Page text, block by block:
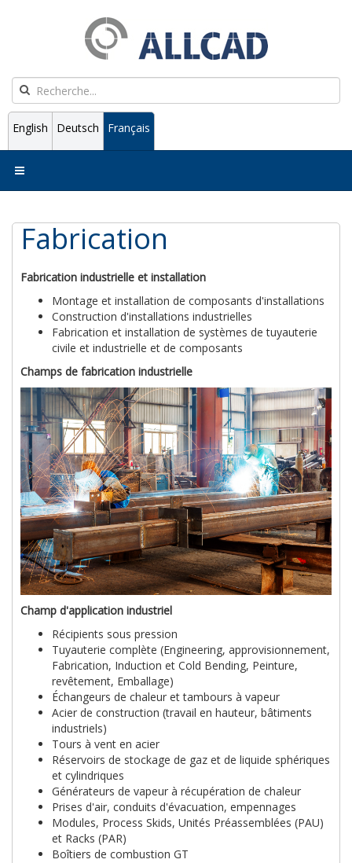
English Deutsch Français
Fabrication
Fabrication industrielle et installation
Montage et installation de composants d'installations
Construction d'installations industrielles
Fabrication et installation de systèmes de tuyauterie
civile et industrielle et de composants
Champs de fabrication industrielle
Champ d'application industriel
Récipients sous pression
Tuyauterie complète (Engineering, approvisionnement,
Fabrication, Induction et Cold Bending, Peinture,
revêtement, Emballage)
Échangeurs de chaleur et tambours à vapeur
Acier de construction (travail en hauteur, bâtiments
industriels)
Tours à vent en acier
Réservoirs de stockage de gaz et de liquide sphériques
et cylindriques
Générateurs de vapeur à récupération de chaleur
Prises d'air, conduits d'évacuation, empennages
Modules, Process Skids, Unités Préassemblées (PAU)
et Racks (PAR)
Boîtiers de combustion GT